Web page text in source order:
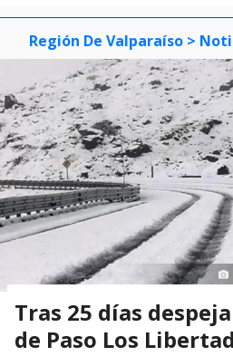
Región De Valparaíso >
Tras 25 días
de Paso Los